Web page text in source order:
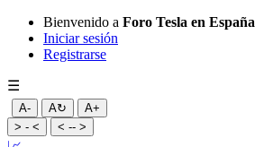
Bienvenido a Foro Tesla en España
Iniciar sesión
Registrarse
☰
A- A↻
A+
> - <
< -- >